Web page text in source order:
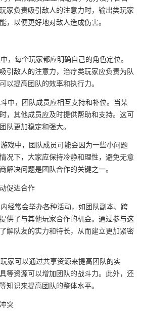
家负责吸引敌人的注意力时，输出类玩家
，以便更好地对敌人造成伤害。
，每个玩家都应明确自己的角色定位。
引敌人的注意力，治疗类玩家应负责为队
以提高团队的效率和执行力。
中，团队成员应相互支持和补位。当某
，其他成员应及时提供帮助和支持。这可
队更加稳定和强大。
戏中，团队成员可能会因为一些小问题
况下，大家应保持冷静和理性，避免无意
解决问题是团队合作的关键之一。
促进合作
经常会举办各种活动，如团队副本、跨
供了与其他玩家合作的机会。通过参与这
解队友的实力和特长，从而建立更加紧密
家可以通过共享资源来提高团队的实
等资源可以增加团队的战斗力。此外，还
知识来提高团队的整体水平。
突